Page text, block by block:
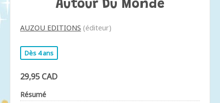
Autour Du Monde
AUZOU EDITIONS (éditeur)
Dès 4 ans
29,95 CAD
Résumé